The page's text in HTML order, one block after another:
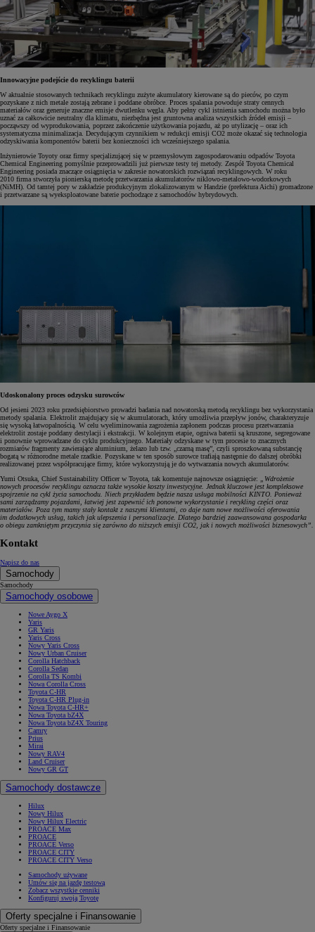
Innowacyjne podejście do recyklingu baterii
W aktualnie stosowanych technikach recyklingu zużyte akumulatory kierowane są do pieców, po czym
pozyskane z nich metale zostają zebrane i poddane obróbce. Proces spalania powoduje straty cennych
materiałów oraz generuje znaczne emisje dwutlenku węgla. Aby pełny cykl istnienia samochodu można było
uznać za całkowicie neutralny dla klimatu, niezbędna jest gruntowna analiza wszystkich źródeł emisji –
począwszy od wyprodukowania, poprzez zakończenie użytkowania pojazdu, aż po utylizację – oraz ich
systematyczna minimalizacja. Decydującym czynnikiem w redukcji emisji CO2 może okazać się technologia
odzyskiwania komponentów baterii bez konieczności ich wcześniejszego spalania.
Inżynierowie Toyoty oraz firmy specjalizującej się w przemysłowym zagospodarowaniu odpadów Toyota
Chemical Engineering pomyślnie przeprowadzili już pierwsze testy tej metody. Zespół Toyota Chemical
Engineering posiada znaczące osiągnięcia w zakresie nowatorskich rozwiązań recyklingowych. W roku
2010 firma stworzyła pionierską metodę przetwarzania akumulatorów niklowo-metalowo-wodorkowych
(NiMH). Od tamtej pory w zakładzie produkcyjnym zlokalizowanym w Handzie (prefektura Aichi) gromadzone
i przetwarzane są wyeksploatowane baterie pochodzące z samochodów hybrydowych.
Udoskonalony proces odzysku surowców
Od jesieni 2023 roku przedsiębiorstwo prowadzi badania nad nowatorską metodą recyklingu bez wykorzystania
metody spalania. Elektrolit znajdujący się w akumulatorach, który umożliwia przepływ jonów, charakteryzuje
się wysoką łatwopalnością. W celu wyeliminowania zagrożenia zapłonem podczas procesu przetwarzania
elektrolit zostaje poddany destylacji i ekstrakcji. W kolejnym etapie, ogniwa baterii są kruszone, segregowane
i ponownie wprowadzane do cyklu produkcyjnego. Materiały odzyskane w tym procesie to znacznych
rozmiarów fragmenty zawierające aluminium, żelazo lub tzw. „czarną masę”, czyli sproszkowaną substancję
bogatą w różnorodne metale rzadkie. Pozyskane w ten sposób surowce trafiają następnie do dalszej obróbki
realizowanej przez współpracujące firmy, które wykorzystują je do wytwarzania nowych akumulatorów.
Yumi Otsuka, Chief Sustainability Officer w Toyota, tak komentuje najnowsze osiągnięcie:
„Wdrożenie
nowych procesów recyklingu oznacza także wysokie koszty inwestycyjne. Jednak kluczowe jest kompleksowe
spojrzenie na cykl życia samochodu. Niech przykładem będzie nasza usługa mobilności KINTO. Ponieważ
sami zarządzamy pojazdami, łatwiej jest zapewnić ich ponowne wykorzystanie i recykling części oraz
materiałów. Poza tym mamy stały kontakt z naszymi klientami, co daje nam nowe możliwości oferowania
im dodatkowych usług, takich jak ulepszenia i personalizacje. Dlatego bardziej zaawansowana gospodarka
o obiegu zamkniętym przyczynia się zarówno do niższych emisji CO2, jak i nowych możliwości biznesowych”.
Kontakt
Napisz do nas
Samochody
Samochody
Samochody osobowe
Nowe Aygo X
Yaris
GR Yaris
Yaris Cross
Nowy Yaris Cross
Nowy Urban Cruiser
Corolla Hatchback
Corolla Sedan
Corolla TS Kombi
Nowa Corolla Cross
Toyota C-HR
Toyota C-HR Plug-in
Nowa Toyota C-HR+
Nowa Toyota bZ4X
Nowa Toyota bZ4X Touring
Camry
Prius
Mirai
Nowy RAV4
Land Cruiser
Nowy GR GT
Samochody dostawcze
Hilux
Nowy Hilux
Nowy Hilux Electric
PROACE Max
PROACE
PROACE Verso
PROACE CITY
PROACE CITY Verso
Samochody używane
Umów się na jazdę testową
Zobacz wszystkie cenniki
Konfiguruj swoją Toyotę
Oferty specjalne i Finansowanie
Oferty specjalne i Finansowanie